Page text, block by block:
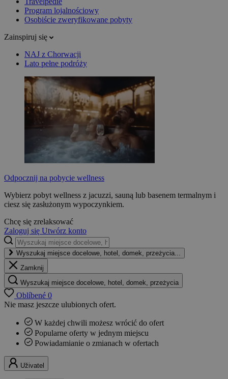
Program lojalnościowy
Osobiście zweryfikowane pobyty
Zainspiruj się
NAJ z Chorwacji
Lato pełne podróży
Odpocznij na pobycie wellness
Wybierz pobyt wellness z jacuzzi, sauną lub basenem termalnym i
ciesz się zasłużonym wypoczynkiem.
Chcę się zrelaksować
Zaloguj się Utwórz konto
Wyszukaj miejsce docelowe, hotel, domek, przeżycia...
Zamknij
Wyszukaj miejsce docelowe, hotel, domek, przeżycia
Oblíbené 0
Nie masz jeszcze ulubionych ofert.
W każdej chwili możesz wrócić do ofert
Popularne oferty w jednym miejscu
Powiadamianie o zmianach w ofertach
Uživatel